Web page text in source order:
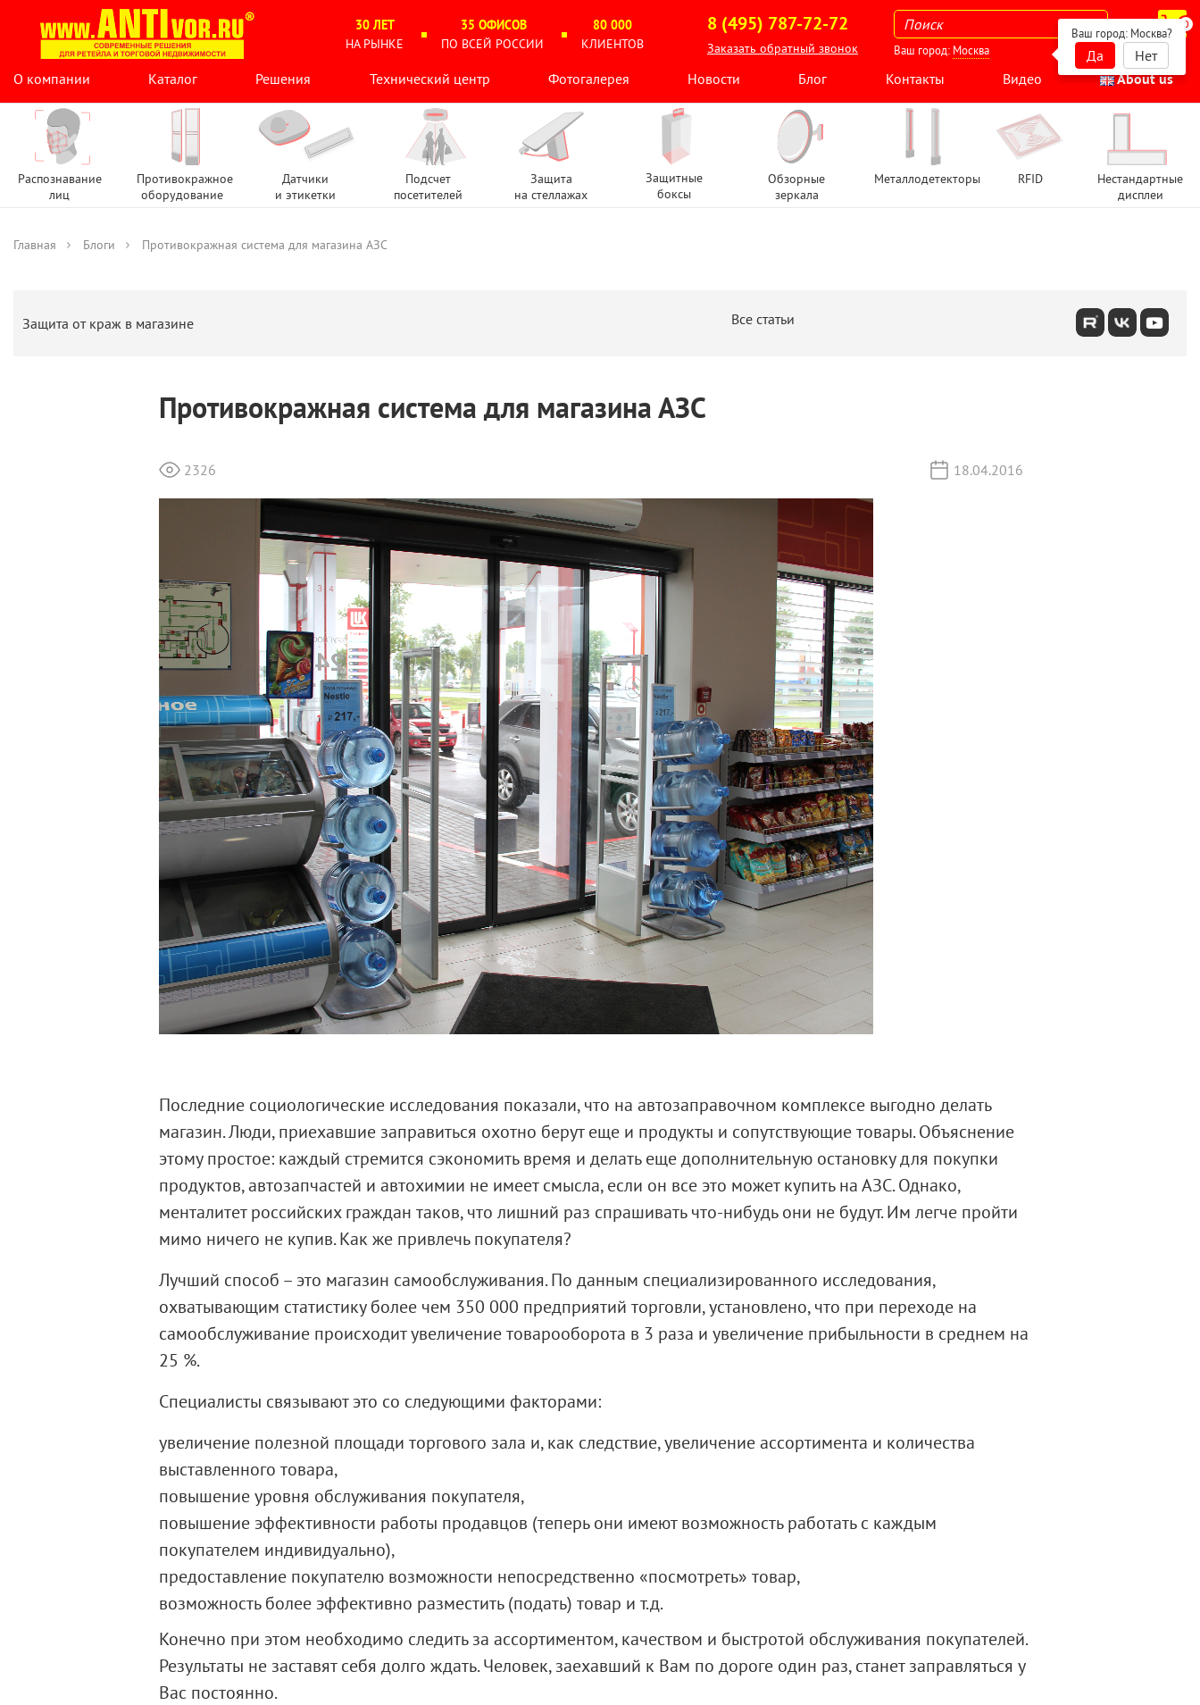
30 ЛЕТ
НА РЫНКЕ
35 ОФИСОВ
ПО ВСЕЙ РОССИИ
80 000
КЛИЕНТОВ
8 (495) 787-72-72
Заказать обратный звонок
0
Ваш город: Москва
Ваш город: Москва?
Да
Нет
О компании
Каталог Решения Технический центр Фотогалерея Новости Блог Контакты Видео About us
Распознавание
лиц
Противокражное
оборудование
Датчики
и этикетки
Подсчет
посетителей
Защита
на стеллажах
Защитные
боксы
Обзорные
зеркала
Металлодетекторы RFID
Нестандартные
дисплеи
Главная Блоги Противокражная система для магазина АЗС
Защита от краж в магазине Все статьи
Противокражная система для магазина АЗС
2326 18.04.2016
Последние социологические исследования показали, что на автозаправочном комплексе выгодно делать
магазин. Люди, приехавшие заправиться охотно берут еще и продукты и сопутствующие товары. Объяснение
этому простое: каждый стремится сэкономить время и делать еще дополнительную остановку для покупки
продуктов, автозапчастей и автохимии не имеет смысла, если он все это может купить на АЗС. Однако,
менталитет российских граждан таков, что лишний раз спрашивать что-нибудь они не будут. Им легче пройти
мимо ничего не купив. Как же привлечь покупателя?
Лучший способ – это магазин самообслуживания. По данным специализированного исследования,
охватывающим статистику более чем 350 000 предприятий торговли, установлено, что при переходе на
самообслуживание происходит увеличение товарооборота в 3 раза и увеличение прибыльности в среднем на
25 %.
Специалисты связывают это со следующими факторами:
увеличение полезной площади торгового зала и, как следствие, увеличение ассортимента и количества
выставленного товара,
повышение уровня обслуживания покупателя,
повышение эффективности работы продавцов (теперь они имеют возможность работать с каждым
покупателем индивидуально),
предоставление покупателю возможности непосредственно «посмотреть» товар,
возможность более эффективно разместить (подать) товар и т.д.
Конечно при этом необходимо следить за ассортиментом, качеством и быстротой обслуживания покупателей.
Результаты не заставят себя долго ждать. Человек, заехавший к Вам по дороге один раз, станет заправляться у
Вас постоянно.